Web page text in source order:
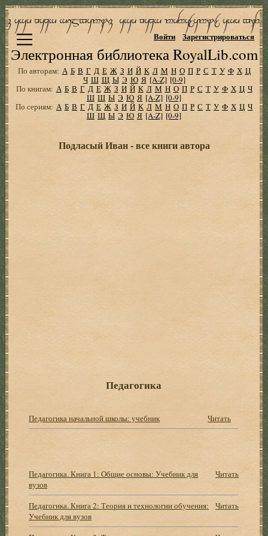
Электронная библиотека RoyalLib.com
Войти Зарегистрироваться
По авторам: А Б В Г Д Е Ж З И Й К Л М Н О П Р С Т У Ф Х Ц
Ч Ш Щ Ы Э Ю Я [A-Z] [0-9]
По книгам: А Б В Г Д Е Ж З И Й К Л М Н О П Р С Т У Ф Х Ц Ч
Ш Щ Ы Э Ю Я [A-Z] [0-9]
По сериям: А Б В Г Д Е Ж З И Й К Л М Н О П Р С Т У Ф Х Ц Ч
Ш Щ Ы Э Ю Я [A-Z] [0-9]
Подласый Иван - все книги автора
Педагогика
Педагогика начальной школы: учебник Читать
Педагогика. Книга 1: Общие основы: Учебник для
вузов
Читать
Педагогика. Книга 2: Теория и технологии обучения:
Учебник для вузов
Читать